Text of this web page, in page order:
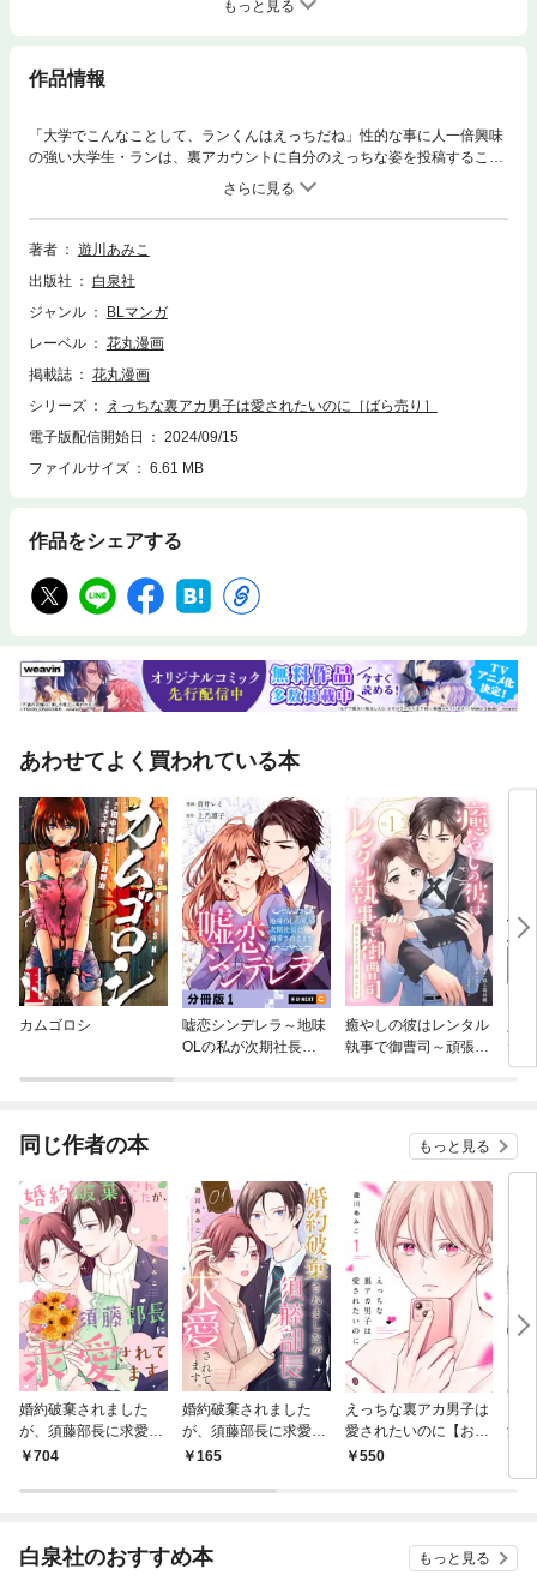
もっと見る
作品情報
「大学でこんなことして、ランくんはえっちだね」性的な事に人一倍興味
の強い大学生・ランは、裏アカウントに自分のえっちな姿を投稿すること
で欲求を満たしていた。しかしある日、大学内で裏アカ用の動画を撮って
いた所を見られてしまい!? この佐久間という男、スマートだけどなんだか
いじわるで……？可愛く泣くとこ、見てほしい。いちゃ甘BL開幕！(この
作品はウェブ・マガジン：花丸漫画 Vol.86に収録されています。重複購入
著者
遊川あみこ
出版社
白泉社
ジャンル
BLマンガ
レーベル
花丸漫画
掲載誌
花丸漫画
シリーズ
えっちな裏アカ男子は愛されたいのに［ばら売り］
電子版配信開始日
2024/09/15
ファイルサイズ
6.61 MB
作品をシェアする
あわせてよく買われている本
カムゴロシ
嘘恋シンデレラ～地味
OLの私が次期社長に
癒やしの彼はレンタル
執事で御曹司～頑張り
た
同じ作者の本 もっと見る
婚約破棄されました
が、須藤部長に求愛さ
れてます。【電子単行
704
婚約破棄されました
が、須藤部長に求愛さ
れてます。１
165
えっちな裏アカ男子は
愛されたいのに【おま
け描き下ろし付き】
550
愛
白泉社のおすすめ本 もっと見る